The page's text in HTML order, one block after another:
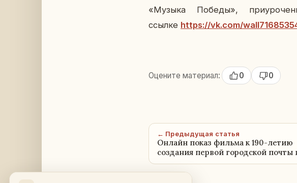
«Музыка Победы»,
ссылке https://vk.com/
Оцените материал: 0 0
← Предыдущая статья
Онлайн показ фильма к 190-летию
создания первой городской почты